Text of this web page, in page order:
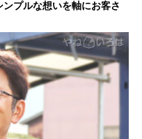
ンプルな想いを軸にお客さ